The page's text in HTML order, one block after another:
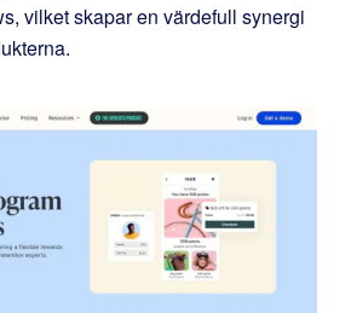
vilket skapar en värdefull synergi